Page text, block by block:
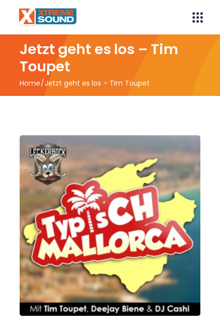
Jetzt geht es los – Tim
Toupet
Home Jetzt geht es los – Tim Toupet